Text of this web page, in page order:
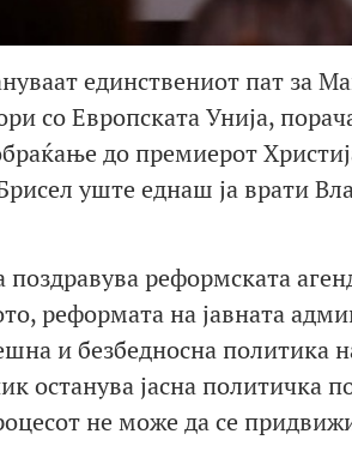
единствениот пат за
со Европската Унија,
до премиерот
уште еднаш ја врати
реформската
реформата на јавната
и безбедносна политика
останува јасна политичка
не може да се